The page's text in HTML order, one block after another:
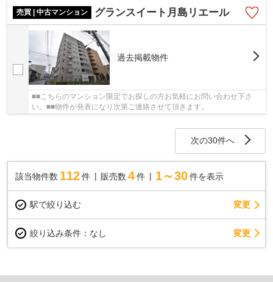
売買 | 中古マンション グランスイート月島リエール
過去掲載物件
■■こちらのマンション限定でお探しの方お気軽にお問い合わせ下さ
い。■■物件が発表になり次第ご連絡させて頂きます。
次の30件へ
該当物件数 112件 販売数 4 件 1～30 件を表示
駅で絞り込む 変更
絞り込み条件： なし 変更